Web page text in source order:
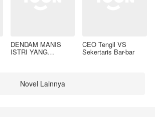
DENDAM MANIS
ISTRI YANG
CEO Tengil VS
Sekertaris Bar-bar
Novel Lainnya